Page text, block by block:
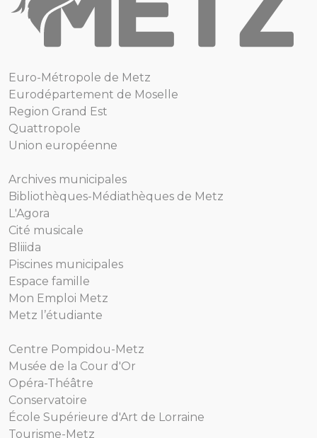
Euro-Métropole de Metz
Eurodépartement de Moselle
Region Grand Est
Quattropole
Union européenne
Archives municipales
Bibliothèques-Médiathèques de Metz
L'Agora
Cité musicale
Bliiida
Piscines municipales
Espace famille
Mon Emploi Metz
Metz l’étudiante
Centre Pompidou-Metz
Musée de la Cour d'Or
Opéra-Théâtre
Conservatoire
École Supérieure d'Art de Lorraine
Tourisme-Metz